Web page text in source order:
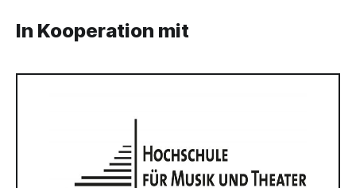
In Kooperation mit